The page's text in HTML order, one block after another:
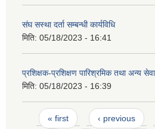
संघ सस्था दर्ता सम्बन्धी कार्यविधि
मिति: 05/18/2023 - 16:41
प्रशिक्षक-प्रशिक्षण पारिश्रमिक तथा अन्य सेवा
मिति: 05/18/2023 - 16:39
Pages
« first ‹ previous